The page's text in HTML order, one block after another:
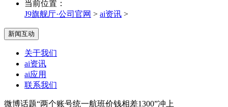
当前位置：
J9旗舰厅·公司官网 > ai资讯 >
新闻互动
关于我们
ai资讯
ai应用
联系我们
微博话题“两个账号统一航班价钱相差1300”冲上